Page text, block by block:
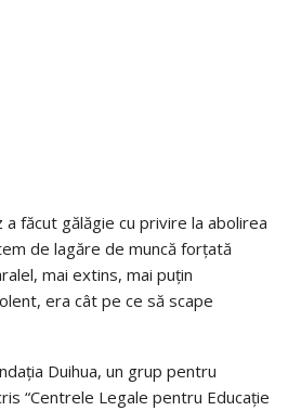
făcut gălăgie cu privire la abolirea
de lagăre de muncă forţată
mai extins, mai puţin
era cât pe ce să scape
Duihua, un grup pentru
“Centrele Legale pentru Educaţie